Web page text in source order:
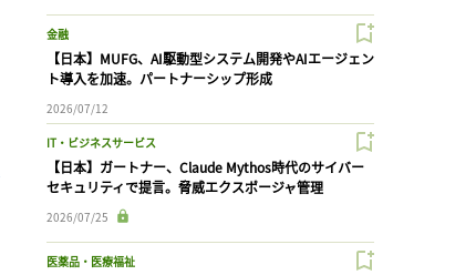
金融
【日本】MUFG、AI駆動型システム開発やAIエージェン
ト導入を加速。パートナーシップ形成
2026/07/12
IT・ビジネスサービス
【日本】ガートナー、Claude Mythos時代のサイバー
セキュリティで提言。脅威エクスポージャ管理
2026/07/25
医薬品・医療福祉